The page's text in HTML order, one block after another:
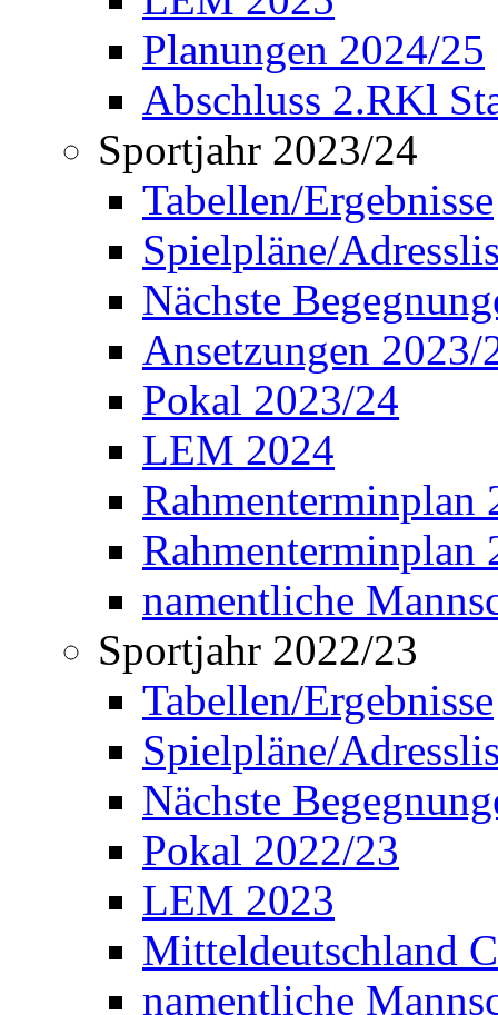
Planungen 2024/25
Abschluss 2.RKl
Sportjahr 2023/24
Tabellen/Ergebnisse
Spielpläne/
Nächste
Ansetzungen 2023/
Pokal 2023/24
LEM 2024
Rahmenterminplan
Rahmenterminplan
namentliche
Sportjahr 2022/23
Tabellen/Ergebnisse
Spielpläne/
Nächste
Pokal 2022/23
LEM 2023
Mitteldeutschland
namentliche